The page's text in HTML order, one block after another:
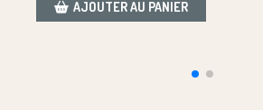
AJOUTER AU PANIER